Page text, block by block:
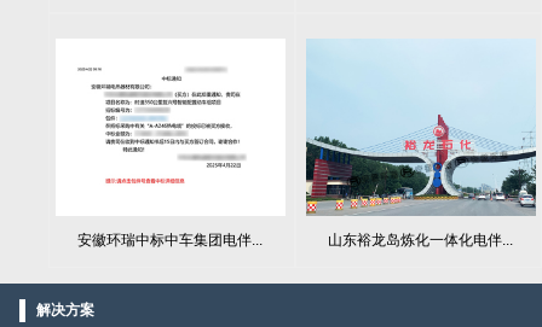
安徽环瑞中标中车集团电伴... 山东裕龙岛炼化一体化电伴...
解决方案